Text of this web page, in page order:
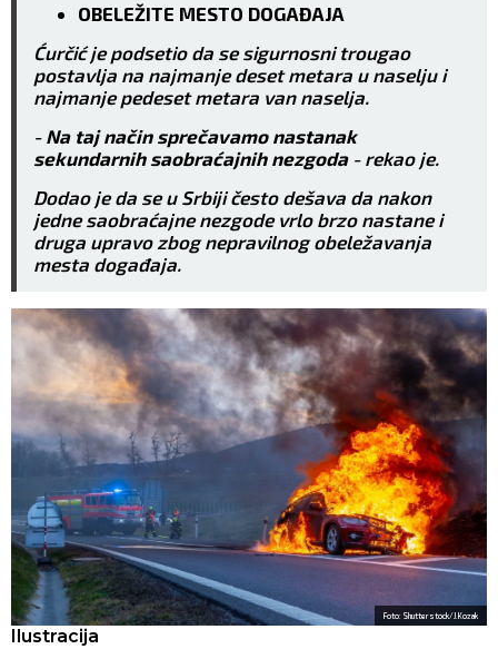
OBELEŽITE MESTO DOGAĐAJA
Ćurčić je podsetio da se sigurnosni trougao
postavlja na najmanje deset metara u naselju i
najmanje pedeset metara van naselja.
- Na taj način sprečavamo nastanak
sekundarnih saobraćajnih nezgoda- rekao je.
Dodao je da se u Srbiji često dešava da nakon
jedne saobraćajne nezgode vrlo brzo nastane i
druga upravo zbog nepravilnog obeležavanja
mesta događaja.
Foto: Shutterstock/J.Kozak
Ilustracija